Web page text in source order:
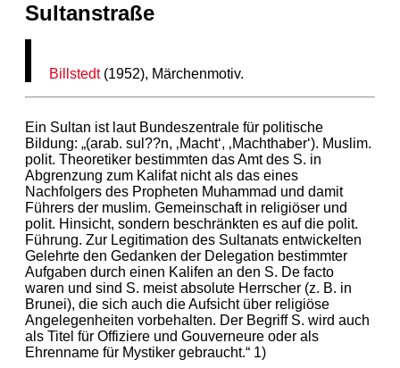
Sultanstraße
Billstedt(1952), Märchenmotiv.
Ein Sultan ist laut Bundeszentrale für politische
Bildung: „(arab. sul??n, ‚Macht‘, ‚Machthaber‘). Muslim.
polit. Theoretiker bestimmten das Amt des S. in
Abgrenzung zum Kalifat nicht als das eines
Nachfolgers des Propheten Muhammad und damit
Führers der muslim. Gemeinschaft in religiöser und
polit. Hinsicht, sondern beschränkten es auf die polit.
Führung. Zur Legitimation des Sultanats entwickelten
Gelehrte den Gedanken der Delegation bestimmter
Aufgaben durch einen Kalifen an den S. De facto
waren und sind S. meist absolute Herrscher (z. B. in
Brunei), die sich auch die Aufsicht über religiöse
Angelegenheiten vorbehalten. Der Begriff S. wird auch
als Titel für Offiziere und Gouverneure oder als
Ehrenname für Mystiker gebraucht.“ 1)